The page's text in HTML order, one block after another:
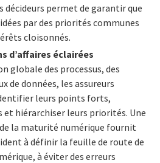
permet de garantir que
par des priorités communes
cloisonnés.
d’affaires éclairées
globale des processus, des
de données, les assureurs
leurs points forts,
et hiérarchiser leurs priorités. Une
la maturité numérique fournit
à définir la feuille de route de
à éviter des erreurs